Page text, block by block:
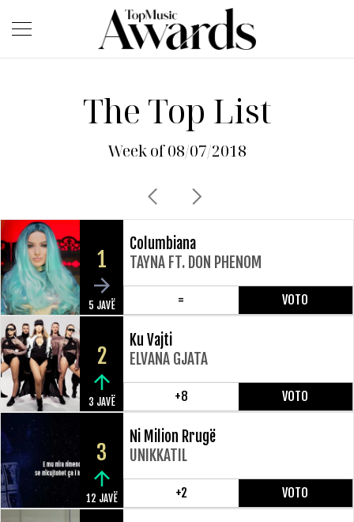
The Top List
Week of 08/07/2018
1
5 JAVË
Columbiana
TAYNA FT. DON PHENOM
= VOTO
2
3 JAVË
Ku Vajti
ELVANA GJATA
+8 VOTO
3
12 JAVË
Ni Milion Rrugë
UNIKKATIL
+2 VOTO